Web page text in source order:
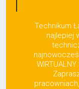
Technikum
najlepiej